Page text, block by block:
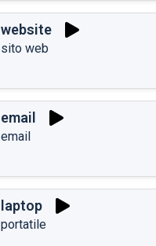
website
sito web
email
email
laptop
portatile